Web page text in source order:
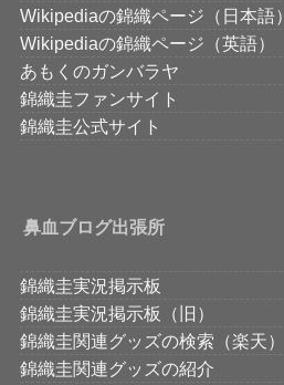
Wikipediaの錦織ページ（日本語）
Wikipediaの錦織ページ（英語）
あもくのガンバラヤ
錦織圭ファンサイト
錦織圭公式サイト
鼻血ブログ出張所
錦織圭実況掲示板
錦織圭実況掲示板（旧）
錦織圭関連グッズの検索（楽天）
錦織圭関連グッズの紹介